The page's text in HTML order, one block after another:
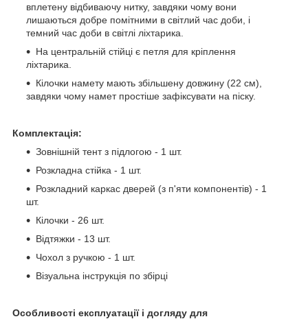
вплетену відбиваючу нитку, завдяки чому вони
лишаються добре помітними в світлий час доби, і
темний час доби в світлі ліхтарика.
На центральній стійці є петля для кріплення
ліхтарика.
Кілочки намету мають збільшену довжину (22 см),
завдяки чому намет простіше зафіксувати на піску.
Комплектація:
Зовнішній тент з підлогою - 1 шт.
Розкладна стійка - 1 шт.
Розкладний каркас дверей (з п'яти компонентів) - 1
шт.
Кілочки - 26 шт.
Відтяжки - 13 шт.
Чохол з ручкою - 1 шт.
Візуальна інструкція по збірці
Особливості експлуатації і догляду для